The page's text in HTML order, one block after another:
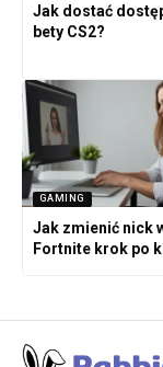
Jak dostać
bety CS2?
GAMING
Jak zmienić nick
Fortnite krok po